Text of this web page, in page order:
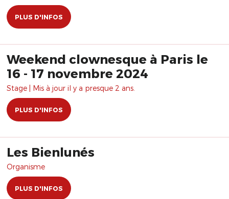
PLUS D'INFOS
Weekend clownesque à Paris le
16 - 17 novembre 2024
Stage | Mis à jour il y a presque 2 ans.
PLUS D'INFOS
Les Bienlunés
Organisme
PLUS D'INFOS